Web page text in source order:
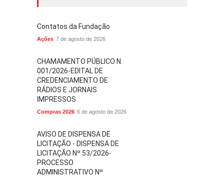
Contatos da Fundação
Ações 7 de agosto de 2026
CHAMAMENTO PÚBLICO N.
001/2026-EDITAL DE
CREDENCIAMENTO DE
RÁDIOS E JORNAIS
IMPRESSOS
Compras 2026 6 de agosto de 2026
AVISO DE DISPENSA DE
LICITAÇÃO - DISPENSA DE
LICITAÇÃO Nº 53/2026-
PROCESSO
ADMINISTRATIVO Nº